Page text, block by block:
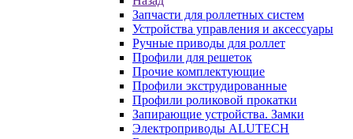
Запчасти для роллетных систем
Устройства управления и аксессуары
Ручные приводы для роллет
Профили для решеток
Прочие комплектующие
Профили экструдированные
Профили роликовой прокатки
Запирающие устройства. Замки
Электроприводы ALUTECH